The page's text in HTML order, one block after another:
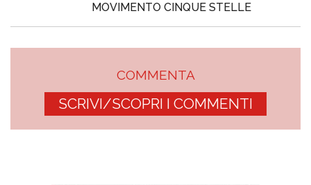
MOVIMENTO CINQUE STELLE
COMMENTA
SCRIVI/SCOPRI I COMMENTI